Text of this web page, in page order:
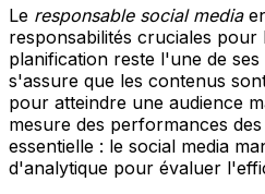
Le responsable social media
responsabilités cruciales pour
planification reste l'une de
s'assure que les contenus
pour atteindre une audience
mesure des performances
essentielle : le social media
d'analytique pour évaluer